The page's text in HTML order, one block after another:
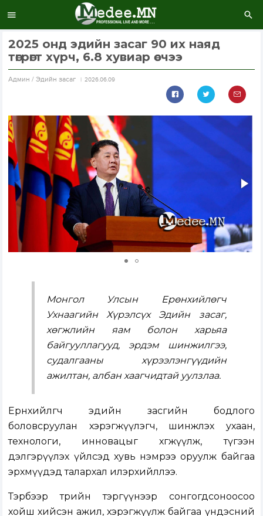
2025 онд эдийн засаг 90 их наяд
төгрөгт хүрч, 6.8 хувиар өсчээ
Aдмин / Эдийн засаг 2026.06.09
Монгол Улсын Ерөнхийлөгч
Ухнаагийн Хүрэлсүх Эдийн засаг,
хөгжлийн яам болон харьяа
байгууллагууд, эрдэм шинжилгээ,
судалгааны хүрээлэнгүүдийн
ажилтан, албан хаагчидтай уулзлаа.
Ерөнхийлөгч эдийн засгийн бодлого
боловсруулан хэрэгжүүлэгч, шинжлэх ухаан,
технологи, инновацыг хөгжүүлж, түгээн
дэлгэрүүлэх үйлсэд хувь нэмрээ оруулж байгаа
эрхмүүдэд талархал илэрхийллээ.
Тэрбээр төрийн тэргүүнээр сонгогдсоноосоо
хойш хийсэн ажил, хэрэгжүүлж байгаа үндэсний